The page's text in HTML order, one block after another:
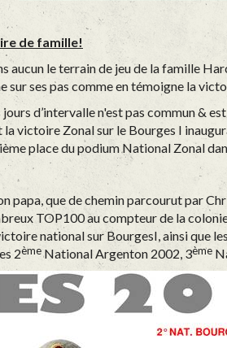
de famille!
aucun le terrain de jeu de la famille
sur ses pas comme en témoigne la
d’intervalle n'est pas commun &
victoire Zonal sur le Bourges I
place du podium National Zonal
papa, que de chemin parcourut par
TOP100 au compteur de la
national sur BourgesI, ainsi que
2èmeNational Argenton 2002, 3ème